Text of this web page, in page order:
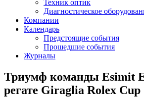
Техник оптик
Диагностическое
Компании
Календарь
Предстоящие события
Прошедшие события
Журналы
Триумф команды Esimit
регате Giraglia Rolex Cup